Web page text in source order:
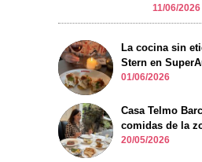
11/06/2026
La cocina sin
Stern en
01/06/2026
Casa Telmo
comidas de la
20/05/2026